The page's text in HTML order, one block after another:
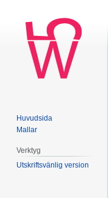
Huvudsida
Mallar
Verktyg
Utskriftsvänlig version